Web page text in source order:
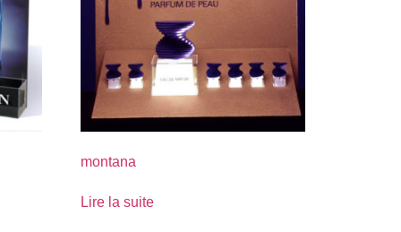
montana
Lire la suite